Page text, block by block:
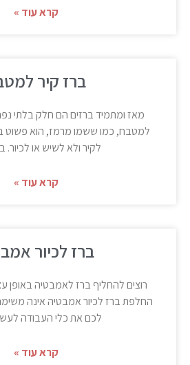
קרא עוד »
ברז קיר
מאז ומתמיד ברזים הם חלק בלתי
למטבח, כמו ששמו מרמז, הוא פשוט
לקיר ולא לשיש או לכיור.
קרא עוד »
ברז לכיור
רוצים להחליף ברז לאמבטיה באופן
החלפת ברז לכיור אמבטיה אינה
לכם את כלי העבודה
קרא עוד »